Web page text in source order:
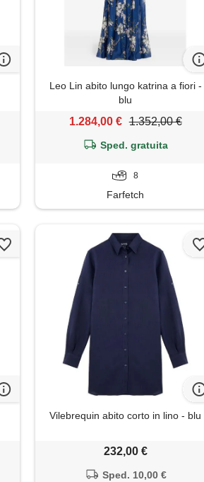
Leo Lin abito lungo katrina a fiori -
blu
1.284,00 € 1.352,00 €
Sped. gratuita
8
Farfetch
Vilebrequin abito corto in lino - blu
232,00 €
Sped. 10,00 €